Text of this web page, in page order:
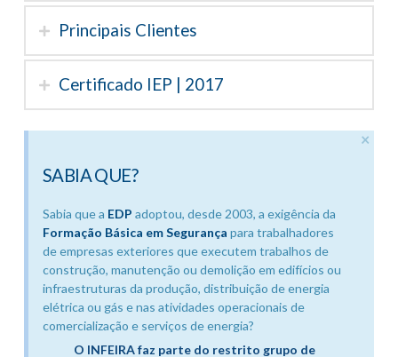
Principais Clientes
Certificado IEP | 2017
×
SABIA QUE?
Sabia que a EDP adoptou, desde 2003, a exigência da
Formação Básica em Segurança para trabalhadores
de empresas exteriores que executem trabalhos de
construção, manutenção ou demolição em edifícios ou
infraestruturas da produção, distribuição de energia
elétrica ou gás e nas atividades operacionais de
comercialização e serviços de energia?
O INFEIRA faz parte do restrito grupo de